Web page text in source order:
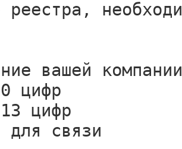
реестра,
вашей компании
цифр
цифр
для связи